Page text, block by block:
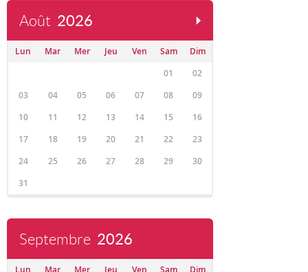
Août 2026
Lun Mar Mer Jeu Ven Sam
Dim
01
02
03
04 05 06 07 08
09
10
11 12 13 14 15
16
17
18 19 20 21 22
23
24
25 26 27 28 29
30
31
Septembre 2026
Lun Mar Mer Jeu Ven Sam
Dim